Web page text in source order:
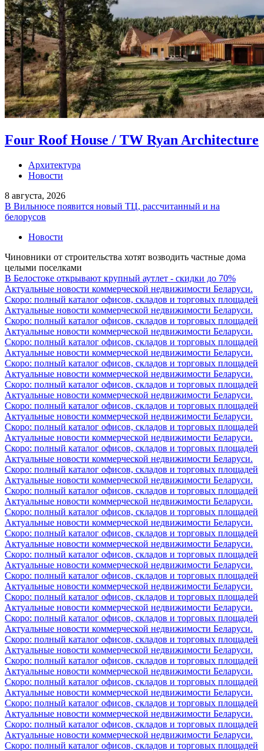
Four Roof House / TW Ryan Architecture
Архитектура
Новости
8 августа, 2026
В Вильнюсе появится новый ТЦ, рассчитанный и на
белорусов
Новости
Чиновники от строительства хотят возводить частные дома
целыми поселками
В Белостоке открывают крупный аутлет - скидки до 70%
Актуальные новости коммерческой недвижимости Беларуси.
Скоро: полный каталог офисов, складов и торговых площадей
Актуальные новости коммерческой недвижимости Беларуси.
Скоро: полный каталог офисов, складов и торговых площадей
Актуальные новости коммерческой недвижимости Беларуси.
Скоро: полный каталог офисов, складов и торговых площадей
Актуальные новости коммерческой недвижимости Беларуси.
Скоро: полный каталог офисов, складов и торговых площадей
Актуальные новости коммерческой недвижимости Беларуси.
Скоро: полный каталог офисов, складов и торговых площадей
Актуальные новости коммерческой недвижимости Беларуси.
Скоро: полный каталог офисов, складов и торговых площадей
Актуальные новости коммерческой недвижимости Беларуси.
Скоро: полный каталог офисов, складов и торговых площадей
Актуальные новости коммерческой недвижимости Беларуси.
Скоро: полный каталог офисов, складов и торговых площадей
Актуальные новости коммерческой недвижимости Беларуси.
Скоро: полный каталог офисов, складов и торговых площадей
Актуальные новости коммерческой недвижимости Беларуси.
Скоро: полный каталог офисов, складов и торговых площадей
Актуальные новости коммерческой недвижимости Беларуси.
Скоро: полный каталог офисов, складов и торговых площадей
Актуальные новости коммерческой недвижимости Беларуси.
Скоро: полный каталог офисов, складов и торговых площадей
Актуальные новости коммерческой недвижимости Беларуси.
Скоро: полный каталог офисов, складов и торговых площадей
Актуальные новости коммерческой недвижимости Беларуси.
Скоро: полный каталог офисов, складов и торговых площадей
Актуальные новости коммерческой недвижимости Беларуси.
Скоро: полный каталог офисов, складов и торговых площадей
Актуальные новости коммерческой недвижимости Беларуси.
Скоро: полный каталог офисов, складов и торговых площадей
Актуальные новости коммерческой недвижимости Беларуси.
Скоро: полный каталог офисов, складов и торговых площадей
Актуальные новости коммерческой недвижимости Беларуси.
Скоро: полный каталог офисов, складов и торговых площадей
Актуальные новости коммерческой недвижимости Беларуси.
Скоро: полный каталог офисов, складов и торговых площадей
Актуальные новости коммерческой недвижимости Беларуси.
Скоро: полный каталог офисов, складов и торговых площадей
Актуальные новости коммерческой недвижимости Беларуси.
Скоро: полный каталог офисов, складов и торговых площадей
Актуальные новости коммерческой недвижимости Беларуси.
Скоро: полный каталог офисов, складов и торговых площадей